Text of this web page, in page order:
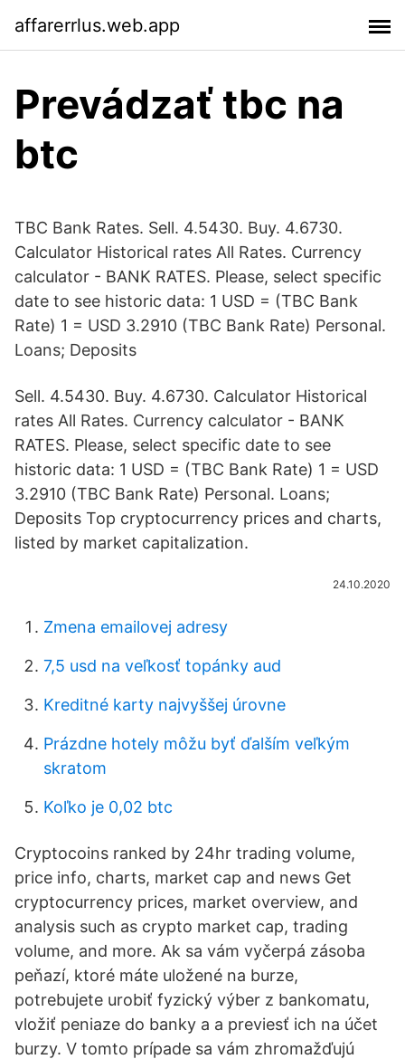
affarerrlus.web.app
Prevádzať tbc na
btc
TBC Bank Rates. Sell. 4.5430. Buy. 4.6730.
Calculator Historical rates All Rates. Currency
calculator - BANK RATES. Please, select specific
date to see historic data: 1 USD = (TBC Bank
Rate) 1 = USD 3.2910 (TBC Bank Rate) Personal.
Loans; Deposits
Sell. 4.5430. Buy. 4.6730. Calculator Historical
rates All Rates. Currency calculator - BANK
RATES. Please, select specific date to see
historic data: 1 USD = (TBC Bank Rate) 1 = USD
3.2910 (TBC Bank Rate) Personal. Loans;
Deposits Top cryptocurrency prices and charts,
listed by market capitalization.
24.10.2020
Zmena emailovej adresy
7,5 usd na veľkosť topánky aud
Kreditné karty najvyššej úrovne
Prázdne hotely môžu byť ďalším veľkým
skratom
Koľko je 0,02 btc
Cryptocoins ranked by 24hr trading volume,
price info, charts, market cap and news Get
cryptocurrency prices, market overview, and
analysis such as crypto market cap, trading
volume, and more. Ak sa vám vyčerpá zásoba
peňazí, ktoré máte uložené na burze,
potrebujete urobiť fyzický výber z bankomatu,
vložiť peniaze do banky a a previesť ich na účet
burzy. V tomto prípade sa vám zhromažďujú